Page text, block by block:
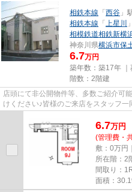
相鉄本線 「 西谷 」
相鉄本線 「 上星川
相模鉄道相鉄新横
神奈川県横浜市保
6.7万円
築年数：築17年 ｜
階数：2階建
店頭にて非公開物件等、多数ご紹介可
けください♪皆様のご来店をスタッフ
6.7万円
(管理費・
敷：0万円
所在階：2
間取り：
面積：